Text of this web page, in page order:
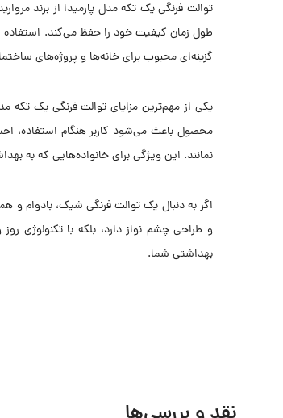
توالت فرنگی یک تکه مدل پارمیدا از برند
طول زمان کیفیت خود را حفظ می‌کند. استفاده
گزینه‌ای محبوب برای خانه‌ها و پروژه‌های
یکی از مهم‌ترین مزایای توالت فرنگی یک تکه
محصول باعث می‌شود کاربر هنگام استفاده،
نمانند. این ویژگی برای خانواده‌هایی که به
اگر به دنبال یک توالت فرنگی شیک، بادوام
و طراحی چشم نواز دارد، بلکه با تکنولوژی
بهداشتی شما.